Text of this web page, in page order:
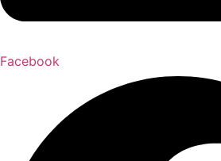
Facebook